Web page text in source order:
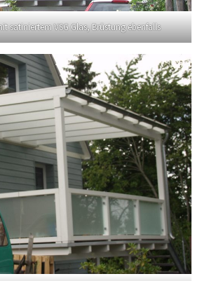
satiniertem VSG Glas, Brüstung ebenfalls